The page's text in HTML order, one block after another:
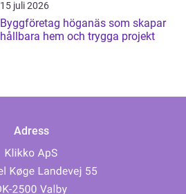
15 juli 2026
Byggföretag höganäs som skapar
hållbara hem och trygga projekt
Adress